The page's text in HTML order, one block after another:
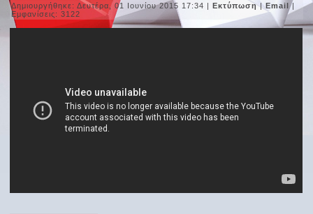
Δημιουργήθηκε: Δευτέρα, 01 Ιουνίου 2015 17:34 |Εκτύπωση|Email|
Εμφανίσεις: 3122